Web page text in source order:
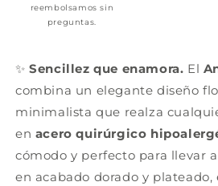
reembolsamos sin
preguntas.
✨Sencillez que enamora. El
combina un elegante diseño
minimalista que realza
en acero quirúrgico
cómodo y perfecto para llevar
en acabado dorado y plateado,